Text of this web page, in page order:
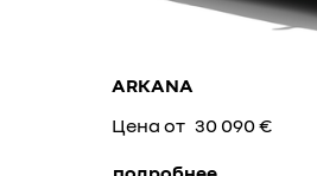
ARKANA
Цена от 30 090 €